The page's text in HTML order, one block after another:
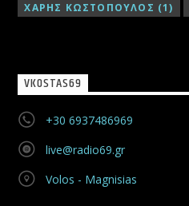
ΧΑΡΗΣ ΚΩΣΤΟΠΟΥΛΟΣ (1)
VKOSTAS69
+30 6937486969
live@radio69.gr
Volos - Magnisias